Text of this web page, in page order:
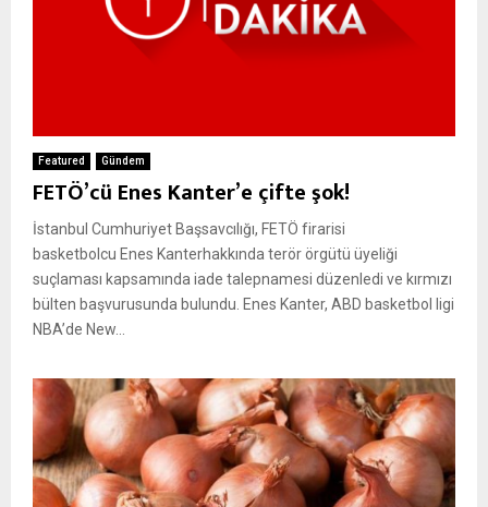
Featured Gündem
FETÖ’cü Enes Kanter’e çifte şok!
İstanbul Cumhuriyet Başsavcılığı, FETÖ firarisi
basketbolcu Enes Kanterhakkında terör örgütü üyeliği
suçlaması kapsamında iade talepnamesi düzenledi ve kırmızı
bülten başvurusunda bulundu. Enes Kanter, ABD basketbol ligi
NBA’de New...